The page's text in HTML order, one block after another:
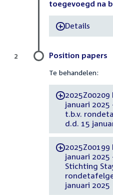
toegevoegd na
-Details
Position papers
Te behandelen:
-2025Z00209
januari 2025 - , Position paper
t.b.v.
d.d. 15
-2025Z00199
januari 2025 - , Position
Stichting
januari 2025
2